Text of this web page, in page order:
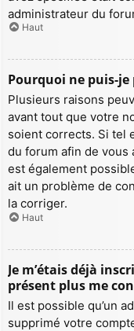
administrateur du
Haut
Pourquoi ne puis-je
Plusieurs raisons
avant tout que votre
soient corrects. Si tel
du forum afin de vous
est également
ait un problème de
la corriger.
Haut
Je m’étais déjà
présent plus me
Il est possible qu’un
supprimé votre